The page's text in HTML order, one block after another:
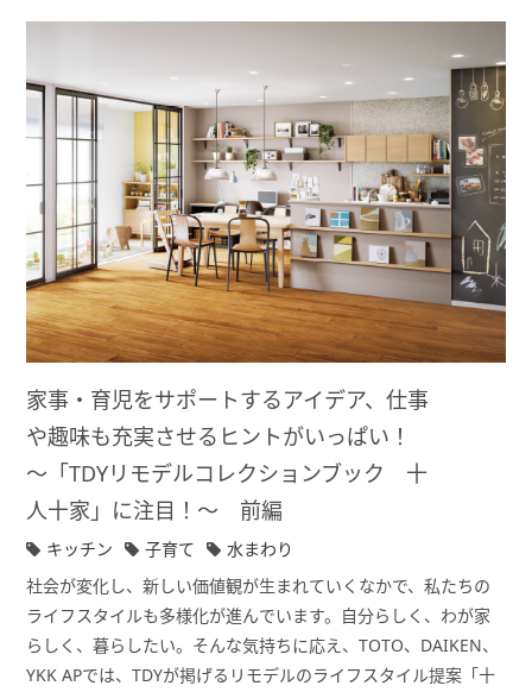
家事・育児をサポートするアイデア、仕事
や趣味も充実させるヒントがいっぱい！
～「TDYリモデルコレクションブック 十
人十家」に注目！～ 前編
キッチン 子育て
水まわり
社会が変化し、新しい価値観が生まれていくなかで、私たちの
ライフスタイルも多様化が進んでいます。自分らしく、わが家
らしく、暮らしたい。そんな気持ちに応え、TOTO、DAIKEN、
YKK APでは、TDYが掲げるリモデルのライフスタイル提案「十